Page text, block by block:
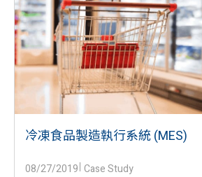
冷凍食品製造執行系統 (MES)
08/27/2019 Case Study